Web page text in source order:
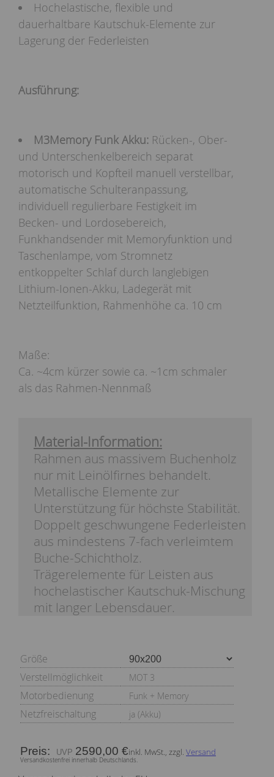
Hochelastische, flexible und
dauerhaltbare Kautschuk-Elemente zur
Lagerung der Federleisten
Ausführung:
M3Memory Funk Akku: Rücken-, Ober-
und Unterschenkelbereich separat
motorisch und Kopfteil manuell verstellbar,
automatische Schulteranpassung,
individuell regulierbare Festigkeit im
Becken- und Lordosebereich,
Funkhandsender mit Memoryfunktion und
Taschenlampe, vom Stromnetz
entkoppelter Schlaf durch langlebigen
Lithium-Ionen-Akku, Ladegerät mit
Netzteilfunktion, Rahmenhöhe ca. 10 cm
Maße:
Ca. ~4cm kürzer sowie ca. ~1cm schmaler
als das Rahmen-Nennmaß
Material-Information:
Rahmen aus massivem Buchenholz
nur mit Leinölfirnes behandelt.
Metallische Elemente zur
Unterstützung für höchste Stabilität.
Doppelt geschwungene Federleisten
aus mindestens 7-fach verleimtem
Buche-Schichtholz.
Trägerelemente für Leisten aus
hochelastischer Kautschuk-Mischung
mit langer Lebensdauer.
Größe
Verstellmöglichkeit
MOT 3
Motorbedienung Funk + Memory
Netzfreischaltung ja (Akku)
Preis: 2590,00 €inkl. MwSt., zzgl. Versand
Versandkostenfrei innerhalb Deutschlands.